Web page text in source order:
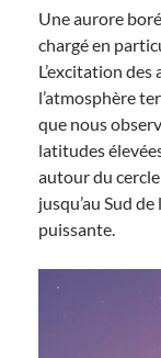
Une aurore
chargé en
L’excitation des
l’atmosphère
que nous
latitudes
autour du
jusqu’au Sud
puissante.